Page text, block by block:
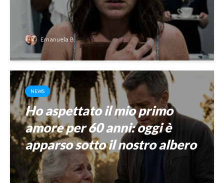
Emanuela B.
NEWS
Ho aspettato il mio primo
amore per 60 anni: oggi è
apparso sotto il nostro albero